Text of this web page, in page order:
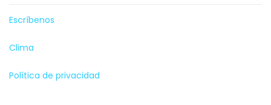
Escríbenos
Clima
Política de privacidad